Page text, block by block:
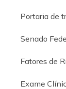
Portaria de
Senado
Fatores de
Exame